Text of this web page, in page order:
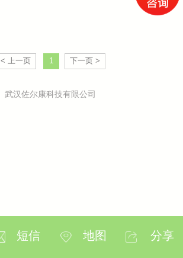
< 上一页 1 下一页 >
武汉佐尔康科技有限公司
短信 地图 分享